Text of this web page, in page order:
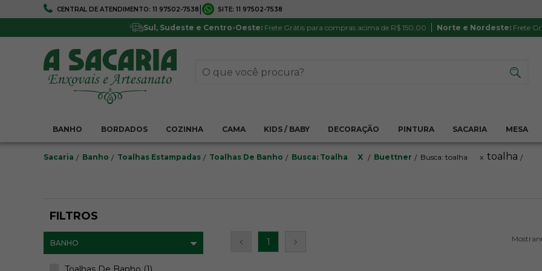
CENTRAL DE ATENDIMENTO: 11 97502-7538 SITE: 11 97502-7538
Sul, Sudeste e Centro-Oeste:Frete Grátis para compras acima de R$ 150,00 Norte e Nordeste:Frete
BANHO BORDADOS COZINHA CAMA KIDS / BABY DECORAÇÃO PINTURA SACARIA MESA
FRETE GRÁTIS 5% DE DESCONTO
Pagamentos via boleto ou PIX Parcela mínima R$ 20,00 Satisfação
Sacaria Banho Toalhas Estampadas Toalhas De Banho Busca: Toalha X Buettner Busca: toalha x toalha
FILTROS
BANHO 1